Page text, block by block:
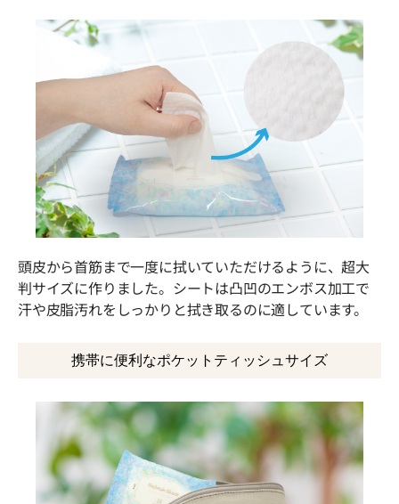
頭皮から首筋まで一度に拭いていただけるように、超大
判サイズに作りました。シートは凸凹のエンボス加工で
汗や皮脂汚れをしっかりと拭き取るのに適しています。
携帯に便利なポケットティッシュサイズ